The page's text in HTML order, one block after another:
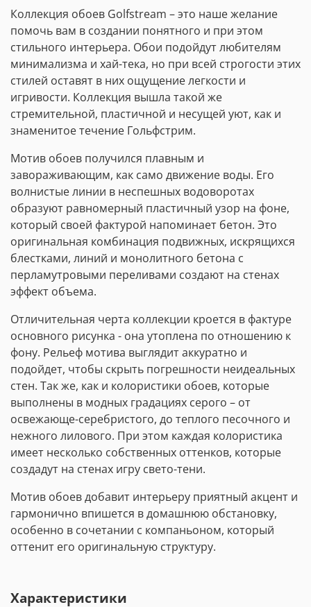
Коллекция обоев Golfstream – это наше желание
помочь вам в создании понятного и при этом
стильного интерьера. Обои подойдут любителям
минимализма и хай-тека, но при всей строгости этих
стилей оставят в них ощущение легкости и
игривости. Коллекция вышла такой же
стремительной, пластичной и несущей уют, как и
знаменитое течение Гольфстрим.
Мотив обоев получился плавным и
завораживающим, как само движение воды. Его
волнистые линии в неспешных водоворотах
образуют равномерный пластичный узор на фоне,
который своей фактурой напоминает бетон. Это
оригинальная комбинация подвижных, искрящихся
блестками, линий и монолитного бетона с
перламутровыми переливами создают на стенах
эффект объема.
Отличительная черта коллекции кроется в фактуре
основного рисунка - она утоплена по отношению к
фону. Рельеф мотива выглядит аккуратно и
подойдет, чтобы скрыть погрешности неидеальных
стен. Так же, как и колористики обоев, которые
выполнены в модных градациях серого – от
освежающе-серебристого, до теплого песочного и
нежного лилового. При этом каждая колористика
имеет несколько собственных оттенков, которые
создадут на стенах игру свето-тени.
Мотив обоев добавит интерьеру приятный акцент и
гармонично впишется в домашнюю обстановку,
особенно в сочетании с компаньоном, который
оттенит его оригинальную структуру.
Характеристики